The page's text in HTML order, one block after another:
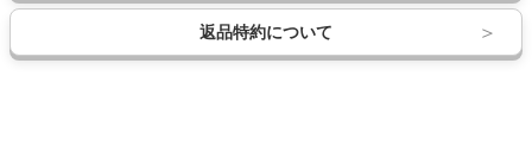
返品特約について